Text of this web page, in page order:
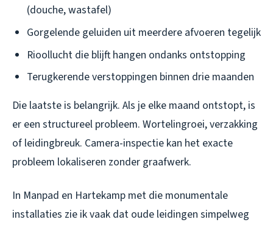
(douche, wastafel)
Gorgelende geluiden uit meerdere afvoeren tegelijk
Rioollucht die blijft hangen ondanks ontstopping
Terugkerende verstoppingen binnen drie maanden
Die laatste is belangrijk. Als je elke maand ontstopt, is
er een structureel probleem. Wortelingroei, verzakking
of leidingbreuk. Camera-inspectie kan het exacte
probleem lokaliseren zonder graafwerk.
In Manpad en Hartekamp met die monumentale
installaties zie ik vaak dat oude leidingen simpelweg